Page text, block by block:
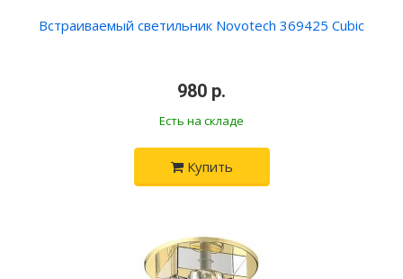
Встраиваемый светильник Novotech 369425 Cubic
980 р.
Есть на складе
Купить